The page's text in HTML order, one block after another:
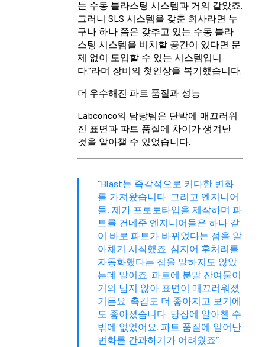
는 수동 블라스팅 시스템과 거의 같았죠.
그러니 SLS 시스템을 갖춘 회사라면 누
구나 하나 쯤은 갖추고 있는 수동 블라
스팅 시스템을 비치할 공간이 있다면 문
제 없이 도입할 수 있는 시스템입니
다."라며 장비의 첫인상을 복기했습니다.
더 우수해진 파트 품질과 성능
Labconco의 담당팀은 단박에 매끄러워
진 표면과 파트 품질에 차이가 생겨난
것을 알아챌 수 있었습니다.
“Blast는 즉각적으로 커다한 변화
를 가져왔습니다. 그리고 엔지니어
들, 제가 프로토타입을 제작하며 파
트를 건네준 엔지니어들은 하나 같
이 바로 파트가 바뀌었다는 점을 알
아채기 시작했죠. 심지어 후처리를
자동화했다는 점을 말하지도 않았
는데 말이죠. 파트에 분말 잔여물이
거의 남지 않아 표면이 매끄러워졌
거든요. 촉감도 더 좋아지고 보기에
도 좋아졌습니다. 당장에 알아챌 수
밖에 없었어요. 파트 품질에 일어난
변화를 간과하기가 어려웠죠”